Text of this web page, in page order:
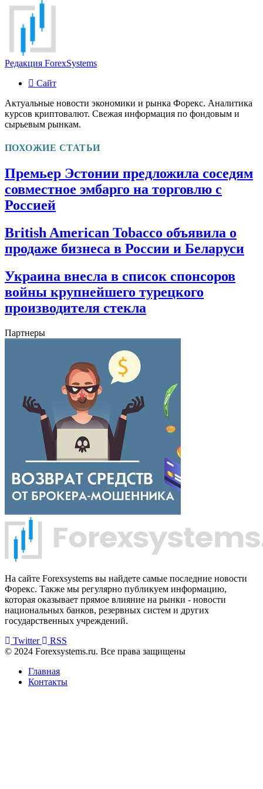
Редакция ForexSystems
Сайт
Актуальные новости экономики и рынка Форекс. Аналитика
курсов криптовалют. Свежая информация по фондовым и
сырьевым рынкам.
ПОХОЖИЕ СТАТЬИ
Премьер Эстонии предложила соседям
совместное эмбарго на торговлю с
Россией
British American Tobacco объявила о
продаже бизнеса в России и Беларуси
Украина внесла в список спонсоров
войны крупнейшего турецкого
производителя стекла
Партнеры
На сайте Forexsystems вы найдете самые последние новости
Форекс. Также мы регулярно публикуем информацию,
которая оказывает прямое влияние на рынки - новости
национальных банков, резервных систем и других
государственных учреждений.
Twitter
RSS
© 2024 Forexsystems.ru. Все права защищены
Главная
Контакты